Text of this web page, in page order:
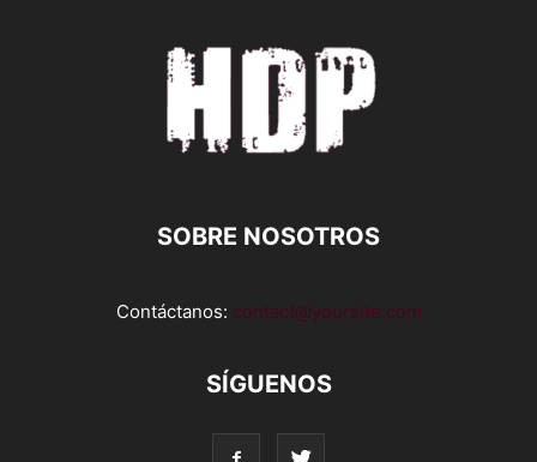
SOBRE NOSOTROS
Contáctanos: contact@yoursite.com
SÍGUENOS